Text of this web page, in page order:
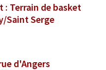
: Terrain de basket
Saint Serge
d'Angers